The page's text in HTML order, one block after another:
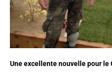
Une excellente nouvelle pour le